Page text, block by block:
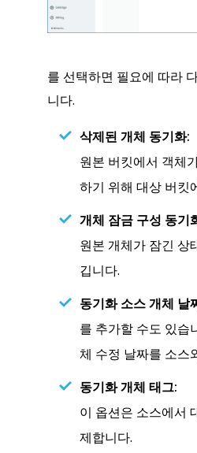
를 선택하면 필요에 따라
니다.
삭제된 개체 동기화:
원본 버킷에서 객체
하기 위해 대상 버킷
개체 잠금 구성 동기
원본 개체가 잠긴 상
깁니다.
동기화 소스 개체 날
를 추가할 수도 있습
체 수정 날짜를 소스
동기화 개체 태그:
이 옵션은 소스에서
제합니다.